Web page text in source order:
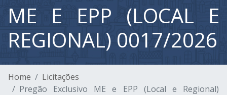
ME E EPP (LOCAL E
REGIONAL) 0017/2026
Home
Licitações
Pregão Exclusivo ME e EPP (Local e Regional)